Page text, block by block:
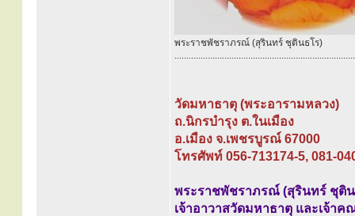
พระราชพัชราภรณ์ (สุรินทร์ ชุตินธโร)
............................................................................
วัดมหาธาตุ (พระอารามหลวง)
ถ.นิกรบำรุง ต.ในเมือง
อ.เมือง จ.เพชรบูรณ์ 67000
โทรศัพท์ 056-713174-5, 081-
พระราชพัชราภรณ์ (สุรินทร์ ชุติ
เจ้าอาวาสวัดมหาธาตุ และเจ้า